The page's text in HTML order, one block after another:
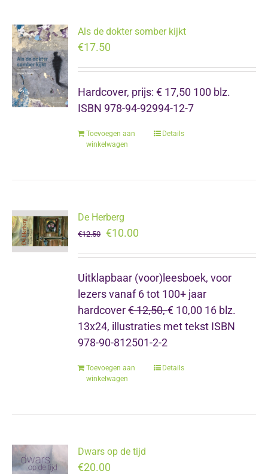
Als de dokter somber kijkt
€17.50
Hardcover, prijs: € 17,50 100 blz.
ISBN 978-94-92994-12-7
Toevoegen aan
winkelwagen
Details
De Herberg
€12.50 Oorspronkelijke
€12.50.
€10.00
€10.00.
Uitklapbaar (voor)leesboek,voor
lezers vanaf 6 tot 100+ jaar
hardcover€ 12,50,€ 10,00 16 blz.
13x24, illustraties met tekst ISBN
978-90-812501-2-2
Toevoegen aan
winkelwagen
Details
Dwars op de tijd
€20.00